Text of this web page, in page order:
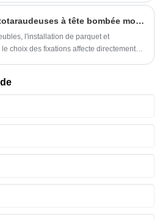
Pourquoi les vis autotaraudeuses à tête bombée modifiées sont-elles les fixations préférées pour les applications de meubles et de menuiserie ?
l'installation de parquet et
choix des fixations affecte directement la
le bois et les matériaux à base de bois,
finition affleurante qui préserve
18 à ST4.8 et des longueurs de 1/2
de fabrication du produit qui en font un
bois.